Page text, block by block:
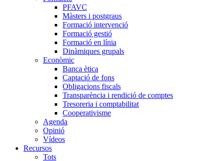
PFAVC
Màsters i postgraus
Formació intervenció
Formació gestió
Formació en línia
Dinàmiques grupals
Econòmic
Banca ètica
Captació de fons
Obligacions fiscals
Transparència i rendició de comptes
Tresoreria i comptabilitat
Cooperativisme
Agenda
Opinió
Vídeos
Recursos
Tots